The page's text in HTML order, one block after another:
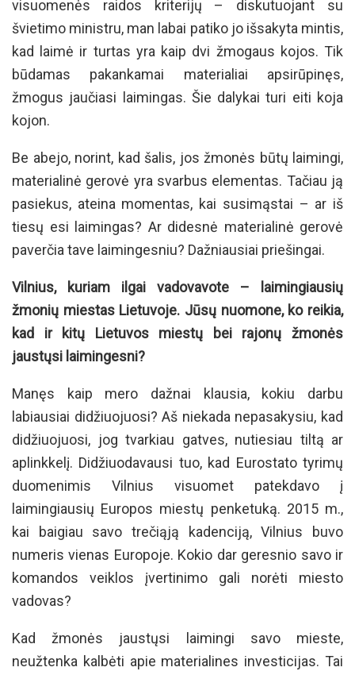
visuomenės raidos kriterijų – diskutuojant su
švietimo ministru, man labai patiko jo išsakyta mintis,
kad laimė ir turtas yra kaip dvi žmogaus kojos. Tik
būdamas pakankamai materialiai apsirūpinęs,
žmogus jaučiasi laimingas. Šie dalykai turi eiti koja
kojon.
Be abejo, norint, kad šalis, jos žmonės būtų laimingi,
materialinė gerovė yra svarbus elementas. Tačiau ją
pasiekus, ateina momentas, kai susimąstai – ar iš
tiesų esi laimingas? Ar didesnė materialinė gerovė
paverčia tave laimingesniu? Dažniausiai priešingai.
Vilnius, kuriam ilgai vadovavote – laimingiausių
žmonių miestas Lietuvoje. Jūsų nuomone, ko reikia,
kad ir kitų Lietuvos miestų bei rajonų žmonės
jaustųsi laimingesni?
Manęs kaip mero dažnai klausia, kokiu darbu
labiausiai didžiuojuosi? Aš niekada nepasakysiu, kad
didžiuojuosi, jog tvarkiau gatves, nutiesiau tiltą ar
aplinkkelį. Didžiuodavausi tuo, kad Eurostato tyrimų
duomenimis Vilnius visuomet patekdavo į
laimingiausių Europos miestų penketuką. 2015 m.,
kai baigiau savo trečiąją kadenciją, Vilnius buvo
numeris vienas Europoje. Kokio dar geresnio savo ir
komandos veiklos įvertinimo gali norėti miesto
vadovas?
Kad žmonės jaustųsi laimingi savo mieste,
neužtenka kalbėti apie materialines investicijas. Tai